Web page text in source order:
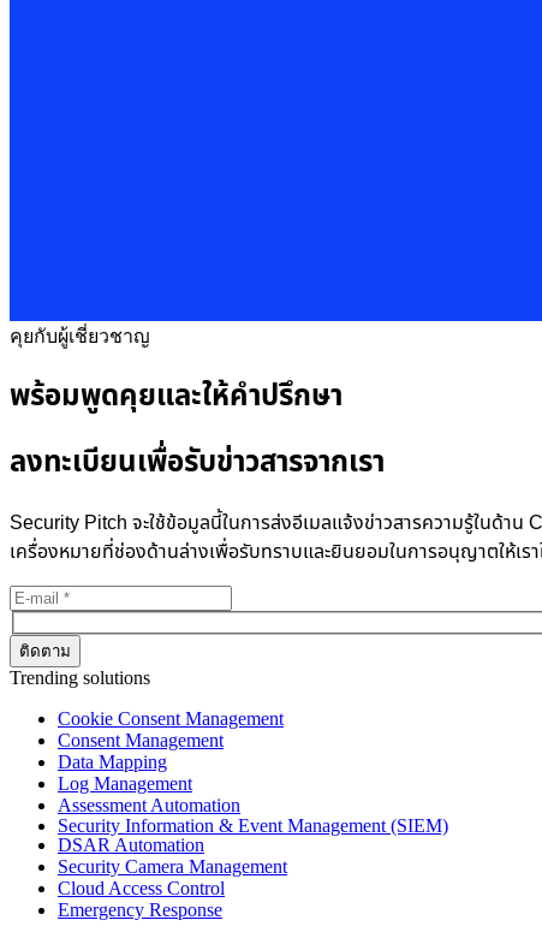
คุยกับผู้เชี่ยวชาญ
พร้อมพูดคุยและให้คำปรึกษา
ลงทะเบียนเพื่อรับข่าวสารจากเรา
Security Pitch จะใช้ข้อมูลนี้ในการส่งอีเมลแจ้งข่าวสารความรู้ในด้า
เครื่องหมายที่ช่องด้านล่างเพื่อรับทราบและยินยอมในการอนุญาตให้เ
Trending solutions
Cookie Consent Management
Consent Management
Data Mapping
Log Management
Assessment Automation
Security Information & Event Management (SIEM)
DSAR Automation
Security Camera Management
Cloud Access Control
Emergency Response